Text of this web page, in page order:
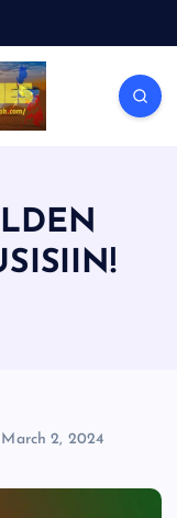
March 2, 2024